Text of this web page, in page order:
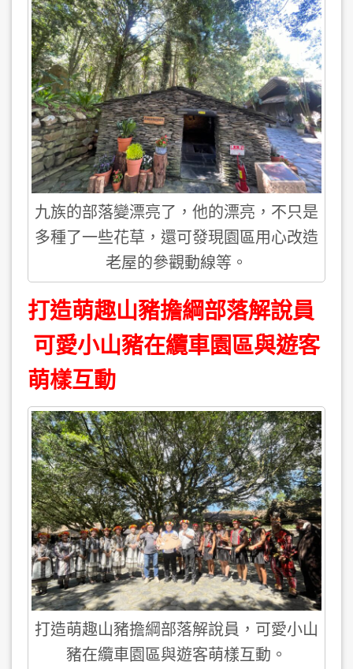
九族的部落變漂亮了，他的漂亮，不只是
多種了一些花草，還可發現園區用心改造
老屋的參觀動線等。
打造萌趣山豬擔綱部落解說員
可愛小山豬在纜車園區與遊客
萌樣互動
打造萌趣山豬擔綱部落解說員，可愛小山
豬在纜車園區與遊客萌樣互動。